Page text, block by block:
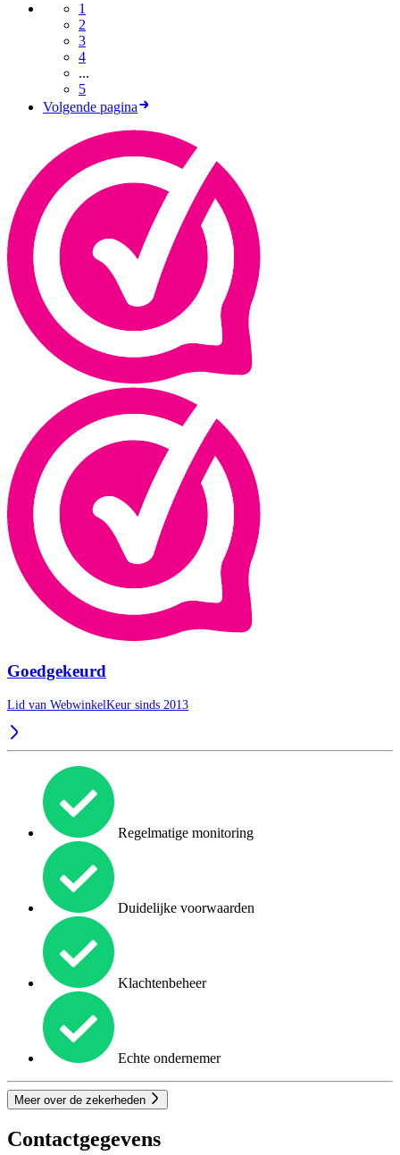
1
2
3
4
...
5
Volgende pagina
Goedgekeurd
Lid van WebwinkelKeur sinds 2013
Regelmatige monitoring
Duidelijke voorwaarden
Klachtenbeheer
Echte ondernemer
Meer over de zekerheden
Contactgegevens